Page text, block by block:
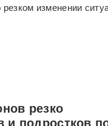
изменении
резко
и подростков